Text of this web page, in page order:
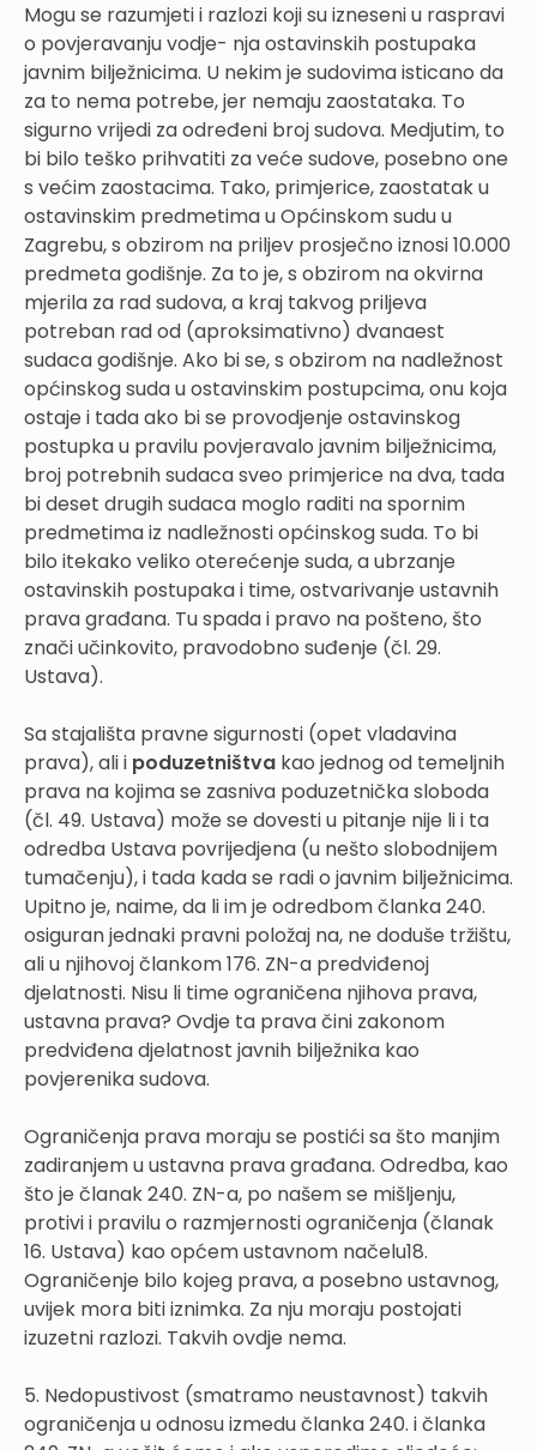
Mogu se razumjeti i razlozi koji su izneseni u raspravi
o povjeravanju vodje- nja ostavinskih postupaka
javnim bilježnicima. U nekim je sudovima isticano da
za to nema potrebe, jer nemaju zaostataka. To
sigurno vrijedi za određeni broj sudova. Medjutim, to
bi bilo teško prihvatiti za veće sudove, posebno one
s većim zaostacima. Tako, primjerice, zaostatak u
ostavinskim predmetima u Općinskom sudu u
Zagrebu, s obzirom na priljev prosječno iznosi 10.000
predmeta godišnje. Za to je, s obzirom na okvirna
mjerila za rad sudova, a kraj takvog priljeva
potreban rad od (aproksimativno) dvanaest
sudaca godišnje. Ako bi se, s obzirom na nadležnost
općinskog suda u ostavinskim postupcima, onu koja
ostaje i tada ako bi se provodjenje ostavinskog
postupka u pravilu povjeravalo javnim bilježnicima,
broj potrebnih sudaca sveo primjerice na dva, tada
bi deset drugih sudaca moglo raditi na spornim
predmetima iz nadležnosti općinskog suda. To bi
bilo itekako veliko oterećenje suda, a ubrzanje
ostavinskih postupaka i time, ostvarivanje ustavnih
prava građana. Tu spada i pravo na pošteno, što
znači učinkovito, pravodobno suđenje (čl. 29.
Ustava).
Sa stajališta pravne sigurnosti (opet vladavina
prava), ali i poduzetništva kao jednog od temeljnih
prava na kojima se zasniva poduzetnička sloboda
(čl. 49. Ustava) može se dovesti u pitanje nije li i ta
odredba Ustava povrijedjena (u nešto slobodnijem
tumačenju), i tada kada se radi o javnim bilježnicima.
Upitno je, naime, da li im je odredbom članka 240.
osiguran jednaki pravni položaj na, ne doduše tržištu,
ali u njihovoj člankom 176. ZN-a predviđenoj
djelatnosti. Nisu li time ograničena njihova prava,
ustavna prava? Ovdje ta prava čini zakonom
predviđena djelatnost javnih bilježnika kao
povjerenika sudova.
Ograničenja prava moraju se postići sa što manjim
zadiranjem u ustavna prava građana. Odredba, kao
što je članak 240. ZN-a, po našem se mišljenju,
protivi i pravilu o razmjernosti ograničenja (članak
16. Ustava) kao općem ustavnom načelu18.
Ograničenje bilo kojeg prava, a posebno ustavnog,
uvijek mora biti iznimka. Za nju moraju postojati
izuzetni razlozi. Takvih ovdje nema.
5. Nedopustivost (smatramo neustavnost) takvih
ograničenja u odnosu izmedu članka 240. i članka